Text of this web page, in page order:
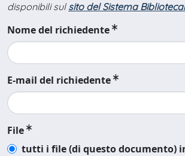
disponibili sul sito del Sistema
Nome del richiedente
E-mail del richiedente
File
tutti i file (di questo documento)